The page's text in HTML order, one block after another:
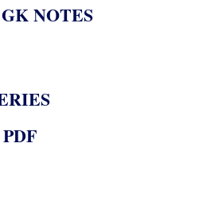
NOTES